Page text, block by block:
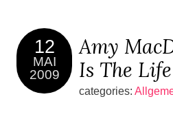
12
MAI
2009
Amy
Is The Life
categories: